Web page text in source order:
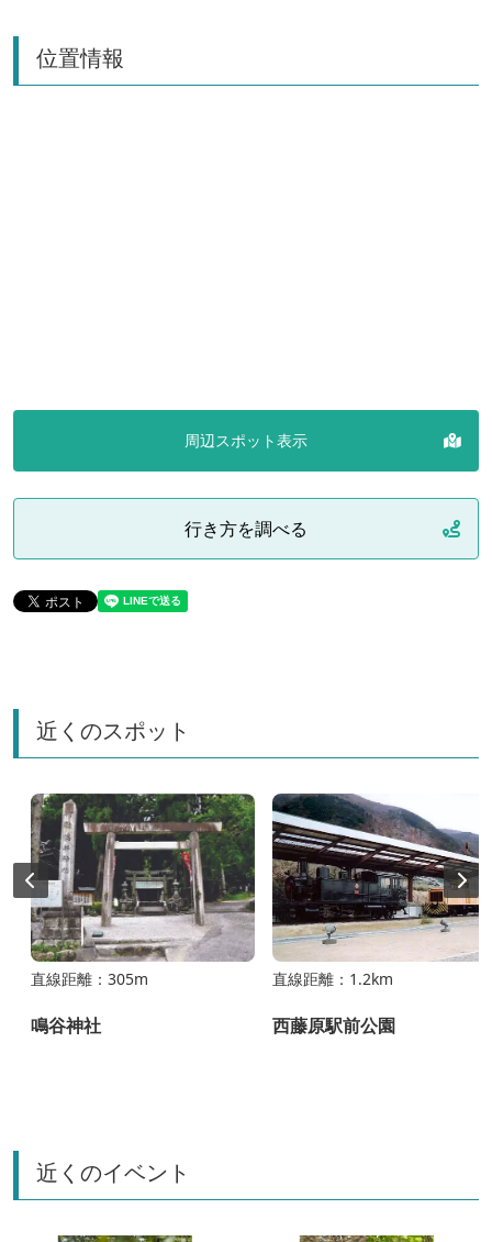
位置情報
周辺スポット表示
行き方を調べる
近くのスポット
直線距離：305m
鳴谷神社
直線距離：1.2km
西藤原駅前公園
近くのイベント